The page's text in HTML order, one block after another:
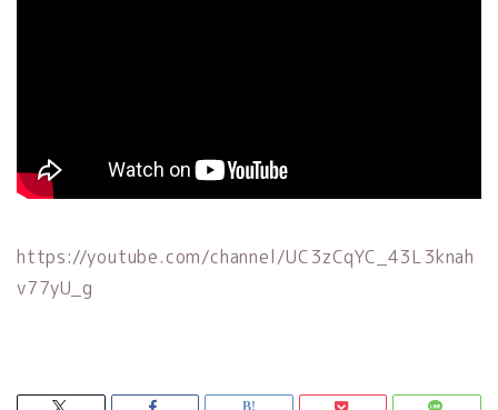
https://youtube.com/channel/UC3zCqYC_43L3knah
v77yU_g